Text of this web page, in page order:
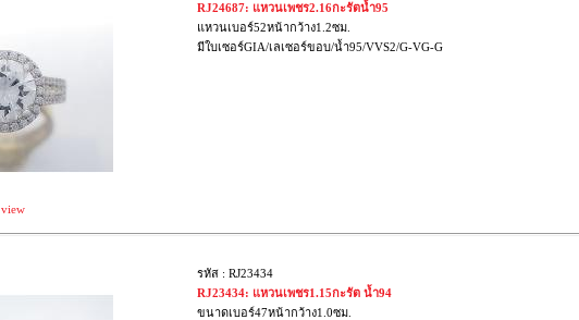
view
RJ24687: แหวนเพชร2.16กะรัตน้ำ95
แหวนเบอร์52หน้ากว้าง1.2ซม.
มีใบเซอร์GIA/เลเซอร์ขอบ/น้ำ95/VVS2/G-VG-G
รหัส : RJ23434
RJ23434: แหวนเพชร1.15กะรัต น้ำ94
ขนาดเบอร์47หน้ากว้าง1.0ซม.